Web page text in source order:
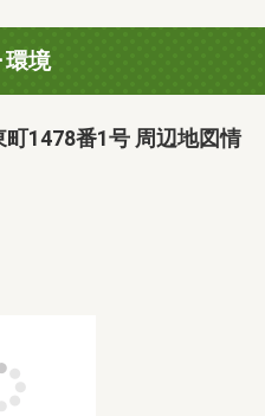
環境
1478番1号 周辺地図情